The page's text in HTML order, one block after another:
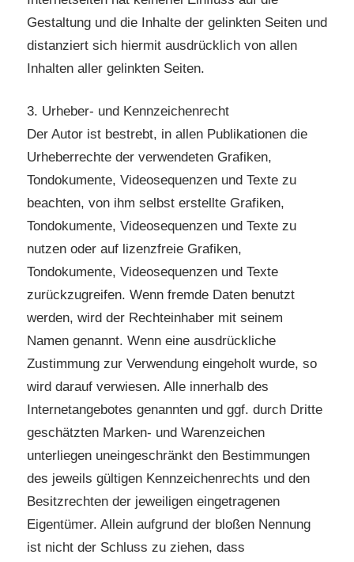
Gestaltung und die Inhalte der gelinkten Seiten und
distanziert sich hiermit ausdrücklich von allen
Inhalten aller gelinkten Seiten.
3. Urheber- und Kennzeichenrecht
Der Autor ist bestrebt, in allen Publikationen die
Urheberrechte der verwendeten Grafiken,
Tondokumente, Videosequenzen und Texte zu
beachten, von ihm selbst erstellte Grafiken,
Tondokumente, Videosequenzen und Texte zu
nutzen oder auf lizenzfreie Grafiken,
Tondokumente, Videosequenzen und Texte
zurückzugreifen. Wenn fremde Daten benutzt
werden, wird der Rechteinhaber mit seinem
Namen genannt. Wenn eine ausdrückliche
Zustimmung zur Verwendung eingeholt wurde, so
wird darauf verwiesen. Alle innerhalb des
Internetangebotes genannten und ggf. durch Dritte
geschätzten Marken- und Warenzeichen
unterliegen uneingeschränkt den Bestimmungen
des jeweils gültigen Kennzeichenrechts und den
Besitzrechten der jeweiligen eingetragenen
Eigentümer. Allein aufgrund der bloßen Nennung
ist nicht der Schluss zu ziehen, dass